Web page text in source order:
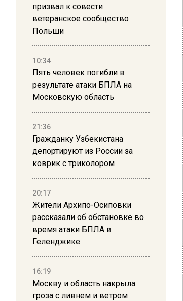
призвал к совести
ветеранское сообщество
Польши
10:34
Пять человек погибли в
результате атаки БПЛА на
Московскую область
21:36
Гражданку Узбекистана
депортируют из России за
коврик с триколором
20:17
Жители Архипо-Осиповки
рассказали об обстановке во
время атаки БПЛА в
Геленджике
16:19
Москву и область накрыла
гроза с ливнем и ветром